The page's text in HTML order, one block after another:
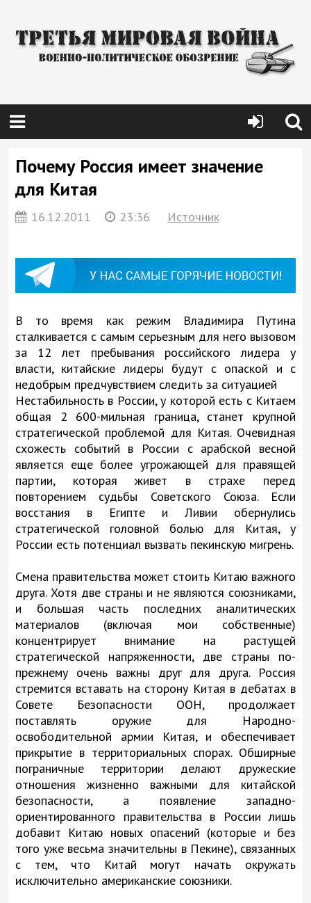
Почему Россия имеет значение
для Китая
16.12.2011 23:36 Источник
В то время как режим Владимира Путина
сталкивается с самым серьезным для него вызовом
за 12 лет пребывания российского лидера у
власти, китайские лидеры будут с опаской и с
недобрым предчувствием следить за ситуацией
Нестабильность в России, у которой есть с Китаем
общая 2 600-мильная граница, станет крупной
стратегической проблемой для Китая. Очевидная
схожесть событий в России с арабской весной
является еще более угрожающей для правящей
партии, которая живет в страхе перед
повторением судьбы Советского Союза. Если
восстания в Египте и Ливии обернулись
стратегической головной болью для Китая, у
России есть потенциал вызвать пекинскую мигрень.
Смена правительства может стоить Китаю важного
друга. Хотя две страны и не являются союзниками,
и большая часть последних аналитических
материалов (включая мои собственные)
концентрирует внимание на растущей
стратегической напряженности, две страны по-
прежнему очень важны друг для друга. Россия
стремится вставать на сторону Китая в дебатах в
Совете Безопасности ООН, продолжает
поставлять оружие для Народно-
освободительной армии Китая, и обеспечивает
прикрытие в территориальных спорах. Обширные
пограничные территории делают дружеские
отношения жизненно важными для китайской
безопасности, а появление западно-
ориентированного правительства в России лишь
добавит Китаю новых опасений (которые и без
того уже весьма значительны в Пекине), связанных
с тем, что Китай могут начать окружать
исключительно американские союзники.